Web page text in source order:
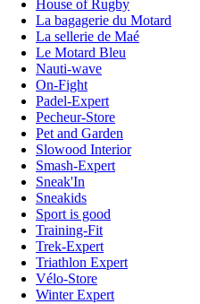
House of Rugby
La bagagerie du Motard
La sellerie de Maé
Le Motard Bleu
Nauti-wave
On-Fight
Padel-Expert
Pecheur-Store
Pet and Garden
Slowood Interior
Smash-Expert
Sneak'In
Sneakids
Sport is good
Training-Fit
Trek-Expert
Triathlon Expert
Vélo-Store
Winter Expert